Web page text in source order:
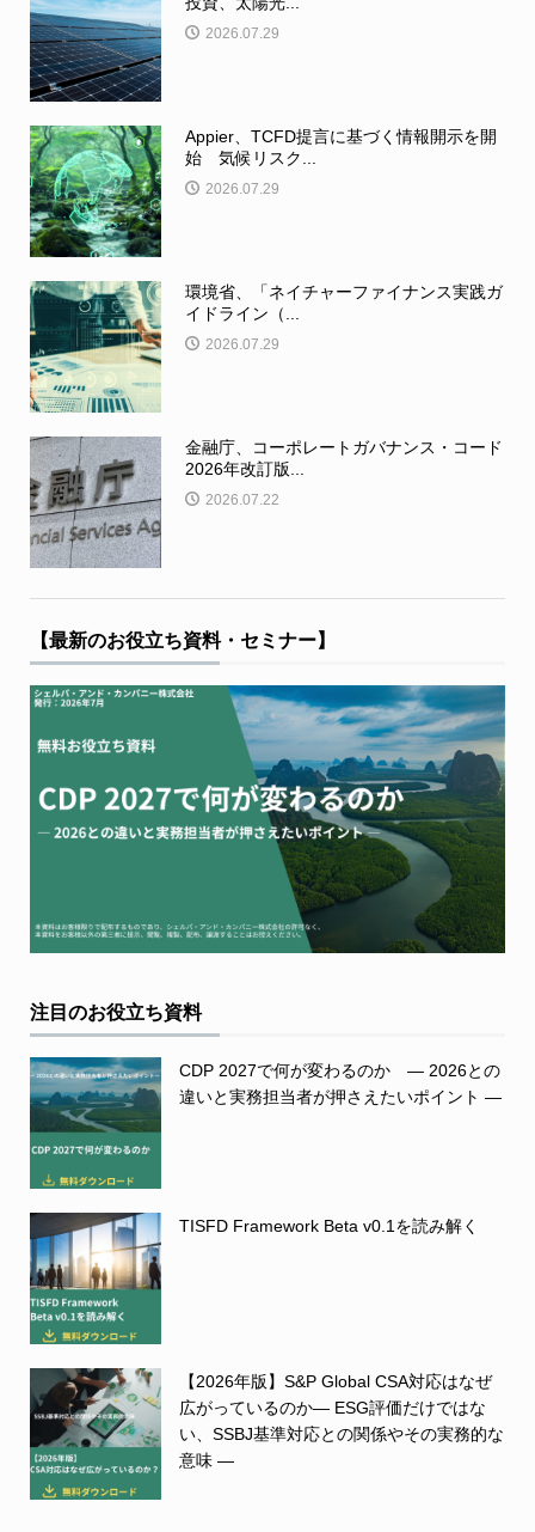
2026.07.29
Appier、TCFD提言に基づく情報開示を開
始 気候リスク...
2026.07.29
環境省、「ネイチャーファイナンス実践ガ
イドライン（...
2026.07.29
金融庁、コーポレートガバナンス・コード
2026年改訂版...
2026.07.22
【最新のお役立ち資料・セミナー】
注目のお役立ち資料
CDP 2027で何が変わるのか ― 2026との
違いと実務担当者が押さえたいポイント ―
TISFD Framework Beta v0.1を読み解く
【2026年版】S&P Global CSA対応はなぜ
広がっているのか― ESG評価だけではな
い、SSBJ基準対応との関係やその実務的な
意味 ―